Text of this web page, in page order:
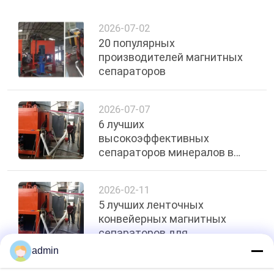
2026-07-02
20 популярных
производителей магнитных
сепараторов
2026-07-07
6 лучших
высокоэффективных
сепараторов минералов в
2026-02-11
5 лучших ленточных
конвейерных магнитных
сепараторов для
admin